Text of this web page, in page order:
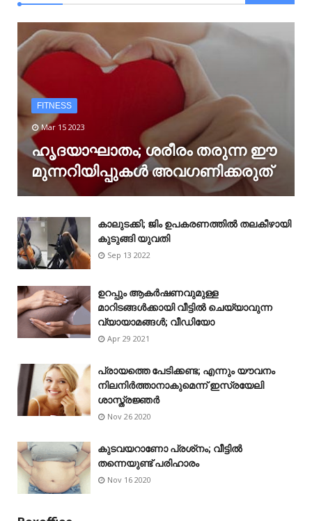
FITNESS
Mar 15 2023
ഹൃദയാഘാതം; ശരീരം തരുന്ന ഈ
മുന്നറിയിപ്പുകൾ അവഗണിക്കരുത്
കാലുടക്കി; ജിം ഉപകരണത്തിൽ തലകീഴായി
കുടുങ്ങി യുവതി
Sep 13 2022
ഉറപ്പും ആകർഷണവുമുള്ള
മാറിടങ്ങൾക്കായി വീട്ടിൽ ചെയ്യാവുന്ന
വ്യായാമങ്ങൾ; വീഡിയോ
Apr 29 2021
പ്രായത്തെ പേടിക്കണ്ട; എന്നും യൗവനം
നിലനിർത്താനാകുമെന്ന് ഇസ്രയേലി
ശാസ്ത്രജ്ഞർ
Nov 26 2020
കുടവയറാണോ പ്രശ്‌നം; വീട്ടിൽ
തന്നെയുണ്ട് പരിഹാരം
Nov 16 2020